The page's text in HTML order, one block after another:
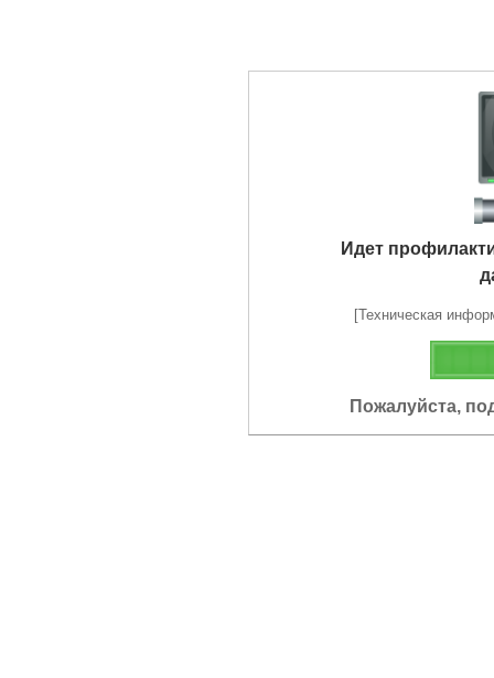
Идет
[Техническая
Пожалуйста,